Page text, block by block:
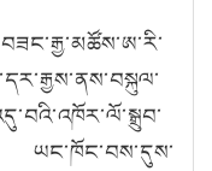
ཡང་ཁོང་བས་དུས་